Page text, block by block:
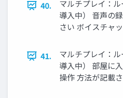
40.
マルチプレイ：
導入中） 音声の
さい ボイスチャ
41.
マルチプレイ：
導入中） 部屋に
操作 方法が記載